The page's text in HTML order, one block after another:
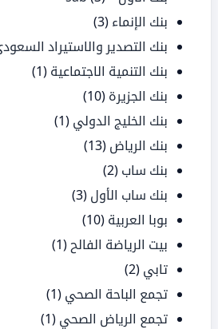
بنك الإنماء (3)
بنك التصدير والاستيراد
بنك التنمية الاجتماعية (1)
بنك الجزيرة (10)
بنك الخليج الدولي (1)
بنك الرياض (13)
بنك ساب (2)
بنك ساب الأول (3)
بوبا العربية (10)
بيت الرياضة الفالح (1)
تابي (2)
تجمع الباحة الصحي (1)
تجمع الرياض الصحي (1)